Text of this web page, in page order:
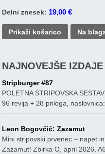
Delni znesek: 19,00€
Prikaži košarico Na
NAJNOVEJŠE IZDAJE
Stripburger #87
POLETNA STRIPOVSKA
96 revija + 28 priloga,
Leon Bogovčič: Zazamut
Mini stripovski prvenec – napet
Zazamut! Zbirka O, april 2026,